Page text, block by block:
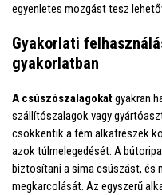
egyenletes mozgást tesz
Gyakorlati
gyakorlatban
A csúszószalagokatgyakran
szállítószalagok vagy
csökkentik a fém alkatrészek
azok túlmelegedését. A
biztosítani a sima csúszást, és
megkarcolását. Az egyszerű